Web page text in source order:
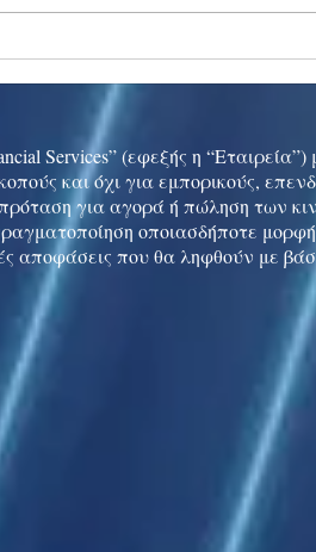
Services” (εφεξής η
και όχι για εμπορικούς,
για αγορά ή πώληση των
οποιασδήποτε
αποφάσεις που θα ληφθούν με